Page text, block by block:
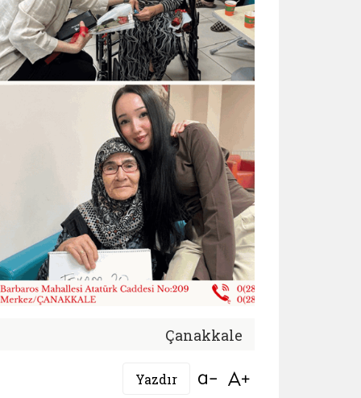
Çanakkale
Yazdır Bağlantıyı aç